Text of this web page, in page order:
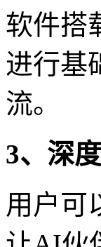
软件搭
进行基
流。
3、深
用户可